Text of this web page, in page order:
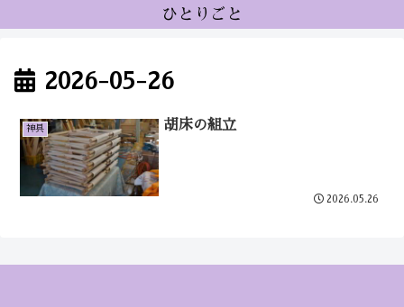
ひとりごと
2026-05-26
神具 胡床の組立
2026.05.26